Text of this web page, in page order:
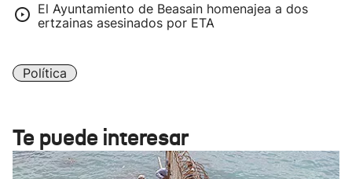
El Ayuntamiento de Beasain homenajea a dos
ertzainas asesinados por ETA
Política
Te puede interesar